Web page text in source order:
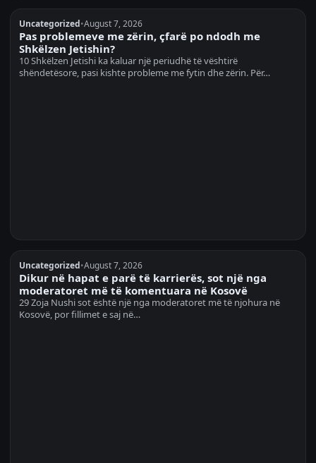
Uncategorized•August 7, 2026
Pas problemeve me zërin, çfarë po ndodh me
Shkëlzen Jetishin?
10 Shkëlzen Jetishi ka kaluar një periudhë të vështirë
shëndetësore, pasi kishte probleme me fytin dhe zërin. Për…
Uncategorized•August 7, 2026
Dikur në hapat e parë të karrierës, sot një nga
moderatoret më të komentuara në Kosovë
29 Zoja Nushi sot është një nga moderatoret më të njohura në
Kosovë, por fillimet e saj në…